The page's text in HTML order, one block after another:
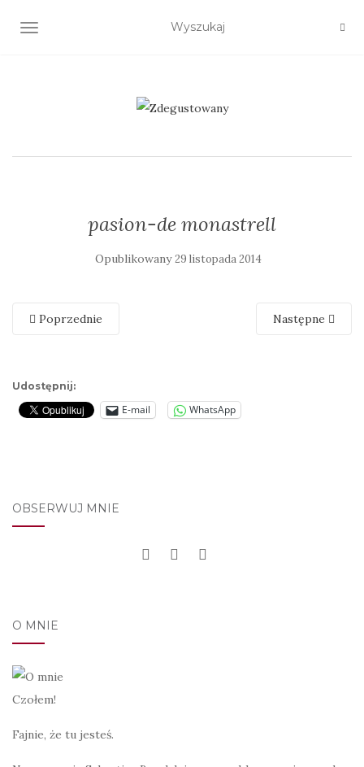
TOGGLE NAVIGATION
pasion-de monastrell
Opublikowany29 listopada 2014
Poprzednie Następne
Udostępnij:
E-mail WhatsApp
OBSERWUJ MNIE
O MNIE
Czołem!
Fajnie, że tu jesteś.